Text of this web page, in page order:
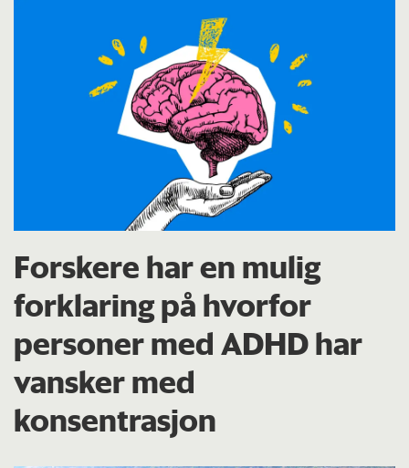
Forskere har en mulig
forklaring på hvorfor
personer med ADHD har
vansker med
konsentrasjon